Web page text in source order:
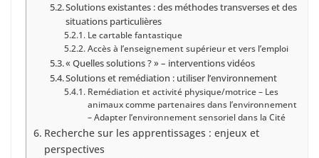
Solutions existantes : des méthodes transverses et des
situations particulières
Le cartable fantastique
Accès à l’enseignement supérieur et vers l’emploi
« Quelles solutions ? » – interventions vidéos
Solutions et remédiation : utiliser l’environnement
Remédiation et activité physique/motrice – Les
animaux comme partenaires dans l’environnement
– Adapter l’environnement sensoriel dans la Cité
Recherche sur les apprentissages : enjeux et
perspectives